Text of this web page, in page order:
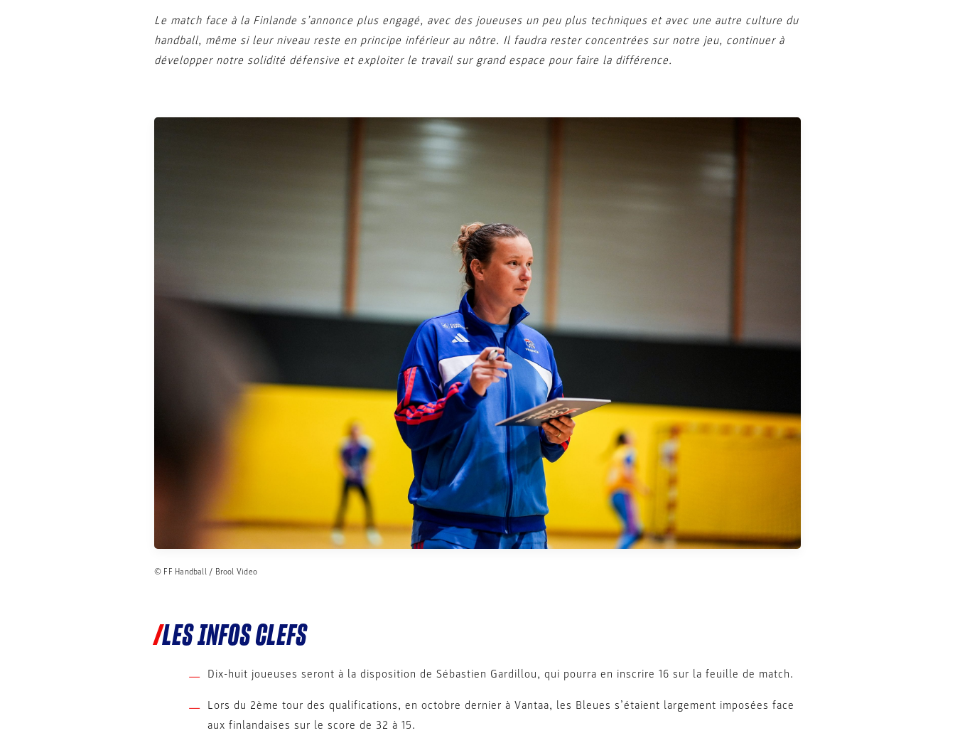
Le match face à la Finlande s’annonce plus engagé, avec des joueuses un peu plus techniques et avec une autre culture du
handball, même si leur niveau reste en principe inférieur au nôtre. Il faudra rester concentrées sur notre jeu, continuer à
développer notre solidité défensive et exploiter le travail sur grand espace pour faire la différence.
© FF Handball / Brool Video
LES INFOS CLEFS
Dix-huit joueuses seront à la disposition de Sébastien Gardillou, qui pourra en inscrire 16 sur la feuille de match.
Lors du 2ème tour des qualifications, en octobre dernier à Vantaa, les Bleues s’étaient largement imposées face
aux finlandaises sur le score de 32 à 15.